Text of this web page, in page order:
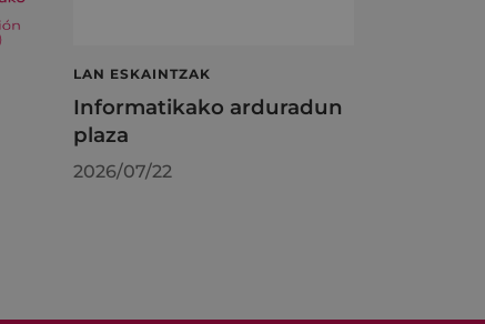
LAN ESKAINTZAK
Informatikako arduradun
plaza
2026/07/22